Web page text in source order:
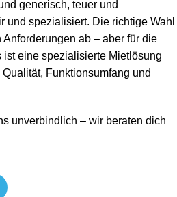
generisch, teuer und
und spezialisiert. Die richtige Wahl
ab – aber für die
eine spezialisierte Mietlösung
Funktionsumfang und
unverbindlich – wir beraten dich